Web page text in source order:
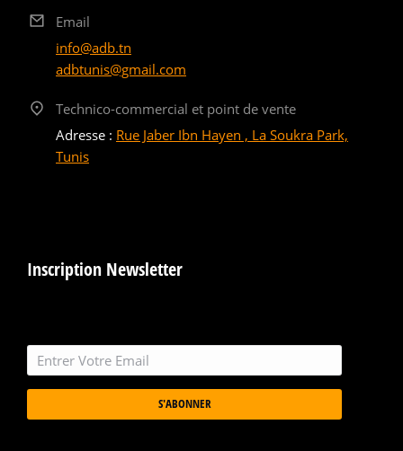
Email
info@adb.tn
adbtunis@gmail.com
Technico-commercial et point de vente
Adresse : Rue Jaber Ibn Hayen , La Soukra Park,
Tunis
Inscription Newsletter
S'ABONNER